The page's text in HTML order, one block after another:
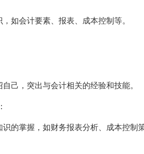
如会计要素、报表、成本控制等。
己，突出与会计相关的经验和技能。
的掌握，如财务报表分析、成本控制